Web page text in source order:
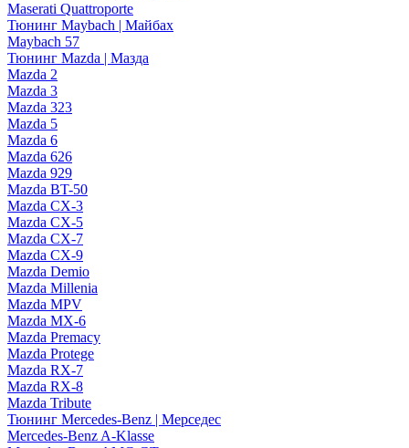
Maserati Quattroporte
Тюнинг Maybach | Майбах
Maybach 57
Тюнинг Mazda | Мазда
Mazda 2
Mazda 3
Mazda 323
Mazda 5
Mazda 6
Mazda 626
Mazda 929
Mazda BT-50
Mazda CX-3
Mazda CX-5
Mazda CX-7
Mazda CX-9
Mazda Demio
Mazda Millenia
Mazda MPV
Mazda MX-6
Mazda Premacy
Mazda Protege
Mazda RX-7
Mazda RX-8
Mazda Tribute
Тюнинг Mercedes-Benz | Мерседес
Mercedes-Benz A-Klasse